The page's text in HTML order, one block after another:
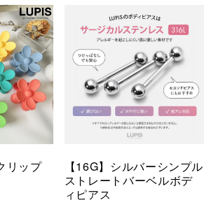
リップ
【16G】シルバーシンプル
ストレートバーベルボデ
ィピアス